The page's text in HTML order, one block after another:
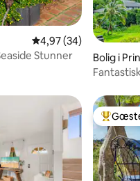
4 omtaler
4,97 ud af 5 i
4,97 (34)
Stunner
Bolig i
Bedste